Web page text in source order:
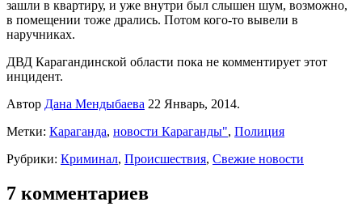
зашли в квартиру, и уже внутри был слышен шум, возможно,
в помещении тоже дрались. Потом кого-то вывели в
наручниках.
ДВД Карагандинской области пока не комментирует этот
инцидент.
Автор Дана Мендыбаева 22 Январь, 2014.
Метки: Караганда, новости Караганды", Полиция
Рубрики: Криминал, Происшествия, Свежие новости
7 комментариев